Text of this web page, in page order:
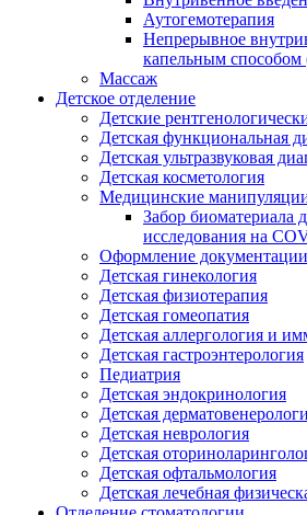
Аутогемотерапия
Непрерывное
капельным способом
Массаж
Детское отделение
Детские
Детская функциональная
Детская ультразвуковая
Детская косметология
Медицинские
Забор биоматериала
исследования на
Оформление
Детская гинекология
Детская физиотерапия
Детская гомеопатия
Детская аллергология и
Детская гастроэнтерология
Педиатрия
Детская эндокринология
Детская
Детская неврология
Детская
Детская офтальмология
Детская лечебная